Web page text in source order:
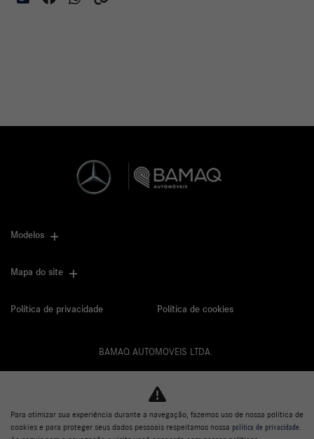
Modelos
Mapa do site
Política de privacidade Política de cookies
BAMAQ AUTOMOVEIS LTDA.
Para otimizar sua experiência durante a navegação, fazemos uso de nossa política de
cookies e para proteger seus dados pessoais respeitamos nossa política de privacidade